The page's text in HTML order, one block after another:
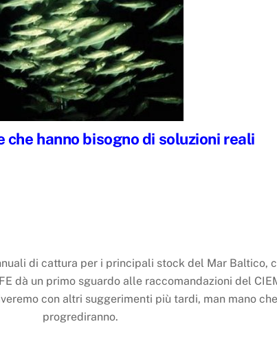
che hanno bisogno di soluzioni reali
di cattura per i principali stock del Mar Baltico,
dà un primo sguardo alle raccomandazioni del
con altri suggerimenti più tardi, man mano
progrediranno.